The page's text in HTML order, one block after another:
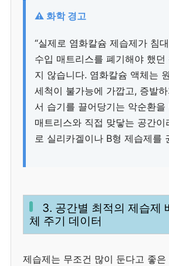
⚠️ 화학 경고
“실제로 염화칼슘 제습제가 침
수입 매트리스를 폐기해야 했던
지 않습니다. 염화칼슘 액체는
세척이 불가능에 가깝고, 증발
서 습기를 끌어당기는 악순환을
매트리스와 직접 맞닿는 공간이
로 실리카겔이나 B형 제습제를
3. 공간별 최적의 제습제
체 주기 데이터
제습제는 무조건 많이 둔다고 좋은